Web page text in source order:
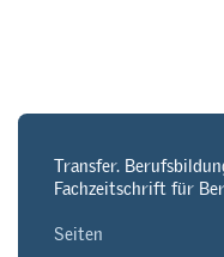
Transfer.
Fachzeitschrift für
Seiten